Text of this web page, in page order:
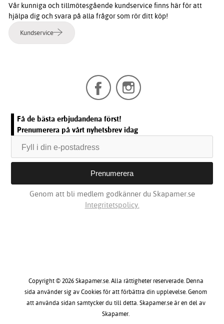
Vår kunniga och tillmötesgående kundservice finns här för att
hjälpa dig och svara på alla frågor som rör ditt köp!
Kundservice
Få de bästa erbjudandena först!
Prenumerera på vårt nyhetsbrev idag
Genom att bli medlem godkänner du Skapamer.se
Integritetspolicy.
Copyright © 2026 Skapamer.se. Alla rättigheter reserverade. Denna
sida använder sig av Cookies för att förbättra din upplevelse. Genom
att använda sidan samtycker du till detta. Skapamer.se är en del av
Skapamer.